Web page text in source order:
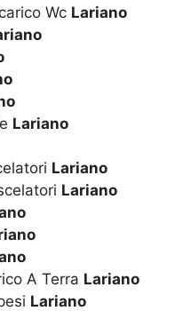
Wc Lariano
Lariano
Lariano
Lariano
A Terra Lariano
Lariano